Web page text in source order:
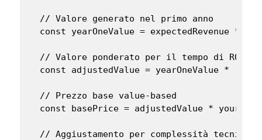
  // Valore generato nel primo anno
const yearOneValue = expectedRevenue *
  // Valore ponderato per il tempo di ROI
const adjustedValue = yearOneValue * (12
  // Prezzo base value-based
const basePrice = adjustedValue *
  // Aggiustamento per complessità tecnica